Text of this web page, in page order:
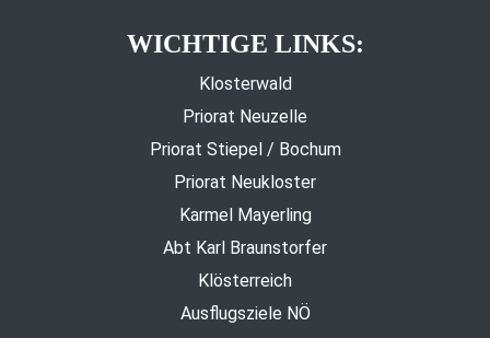
WICHTIGE LINKS:
Klosterwald
Priorat Neuzelle
Priorat Stiepel / Bochum
Priorat Neukloster
Karmel Mayerling
Abt Karl Braunstorfer
Klösterreich
Ausflugsziele NÖ